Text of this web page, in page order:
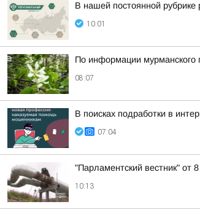
В нашей постоянной рубрике
10:01
По информации мурманского
08:07
В поисках подработки в
07:04
"Парламентский вестник" от 8
10:13